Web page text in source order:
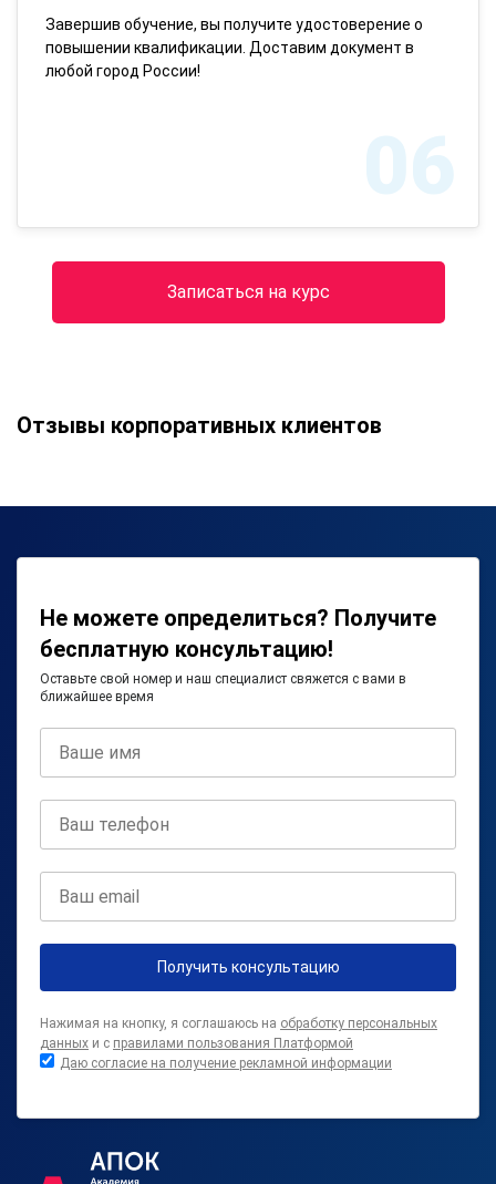
Завершив обучение, вы получите удостоверение о
повышении квалификации. Доставим документ в
любой город России!
06
Записаться на курс
Отзывы корпоративных клиентов
Не можете определиться? Получите
бесплатную консультацию!
Оставьте свой номер и наш специалист свяжется с вами в
ближайшее время
Получить консультацию
Нажимая на кнопку, я соглашаюсь на обработку персональных
данных и с правилами пользования Платформой
Даю согласие на получение рекламной информации